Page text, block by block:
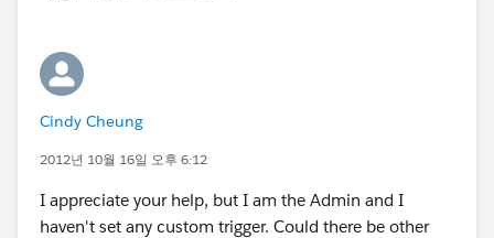
Cindy Cheung
2012년 10월 16일 오후 6:12
I appreciate your help, but I am the Admin and I
haven't set any custom trigger. Could there be other